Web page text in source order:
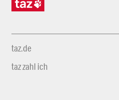
taz.de
taz zahl ich